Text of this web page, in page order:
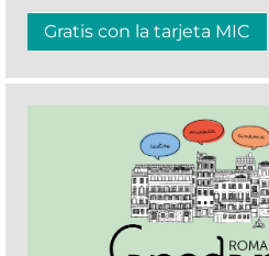
Gratis con la tarjeta MIC